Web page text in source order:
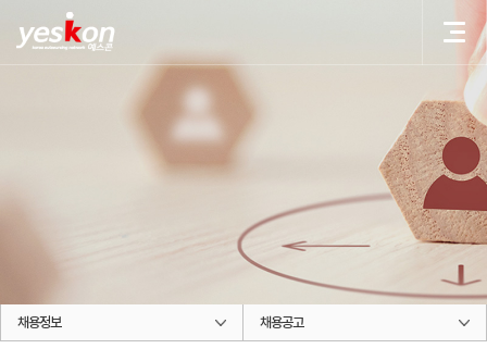
(주)예스콘씨에스
KOREA OUTSOURCING NETWORK
사람과 사람의 인연을 소중히 여기는 기업 (주)예스콘씨에스의 문은 항상 열려있습니다.
(주)예스콘씨에스
채용정보 채용공고